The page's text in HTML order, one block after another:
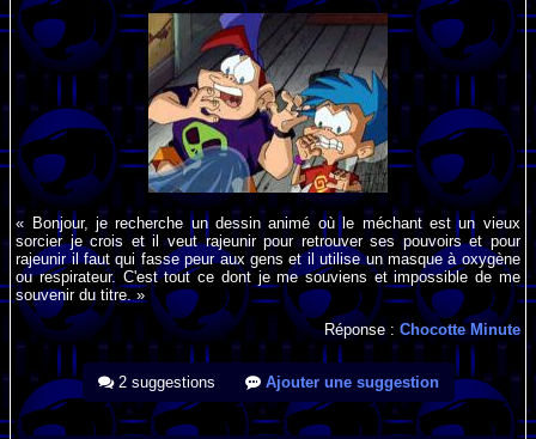
« Bonjour, je recherche un dessin animé où le méchant est un vieux
sorcier je crois et il veut rajeunir pour retrouver ses pouvoirs et pour
rajeunir il faut qui fasse peur aux gens et il utilise un masque à oxygène
ou respirateur. C'est tout ce dont je me souviens et impossible de me
souvenir du titre. »
Réponse : Chocotte Minute
2 suggestions Ajouter une suggestion